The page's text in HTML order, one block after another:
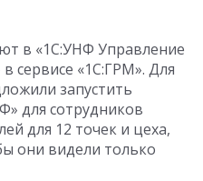
в «1С:УНФ Управление
сервисе «1С:ГРМ». Для
запустить
для сотрудников
для 12 точек и цеха,
они видели только